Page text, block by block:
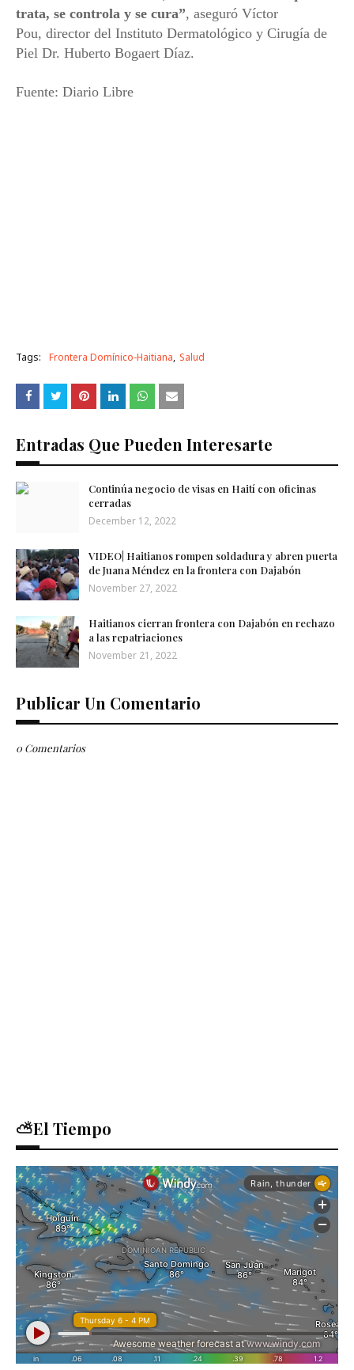
trata, se controla y se cura”, aseguró Víctor
Pou, director del Instituto Dermatológico y Cirugía de
Piel Dr. Huberto Bogaert Díaz.
Fuente: Diario Libre
Tags: Frontera Domínico-Haitiana Salud
Entradas Que Pueden Interesarte
Continúa negocio de visas en Haití con oficinas
cerradas
December 12, 2022
VIDEO| Haitianos rompen soldadura y abren puerta
de Juana Méndez en la frontera con Dajabón
November 27, 2022
Haitianos cierran frontera con Dajabón en rechazo
a las repatriaciones
November 21, 2022
Publicar Un Comentario
0 Comentarios
⛅El Tiempo